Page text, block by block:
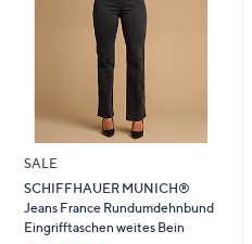
SALE
SCHIFFHAUER MUNICH®
Jeans France Rundumdehnbund
Eingrifftaschen weites Bein